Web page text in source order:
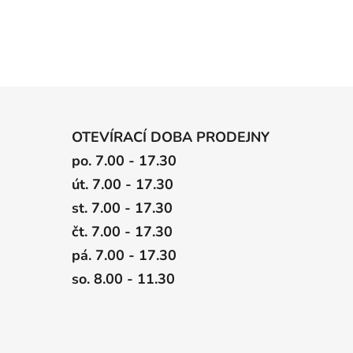
OTEVÍRACÍ DOBA PRODEJNY
po. 7.00 - 17.30
út. 7.00 - 17.30
st. 7.00 - 17.30
čt. 7.00 - 17.30
pá. 7.00 - 17.30
so. 8.00 - 11.30